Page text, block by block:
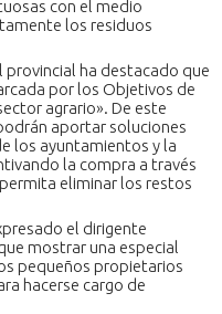
con el medio
los residuos
provincial ha destacado que
por los Objetivos de
agrario». De este
aportar soluciones
los ayuntamientos y la
la compra a través
eliminar los restos
el dirigente
mostrar una especial
pequeños propietarios
hacerse cargo de